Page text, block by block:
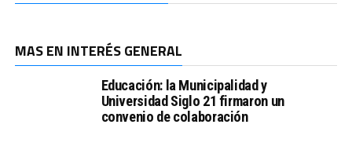
MAS EN INTERÉS GENERAL
Educación: la Municipalidad y
Universidad Siglo 21 firmaron un
convenio de colaboración